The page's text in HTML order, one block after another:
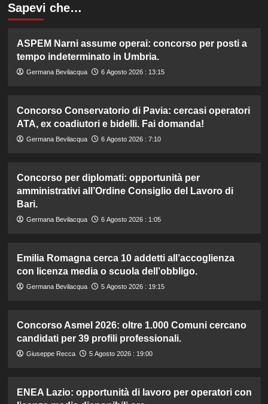
Sapevi che…
ASPEM Narni assume operai: concorso per posti a
tempo indeterminato in Umbria.
Germana Bevilacqua 6 Agosto 2026 : 13:15
Concorso Conservatorio di Pavia: cercasi operatori
ATA, ex coadiutori e bidelli. Fai domanda!
Germana Bevilacqua 6 Agosto 2026 : 7:10
Concorso per diplomati: opportunità per
amministrativi all’Ordine Consiglio del Lavoro di
Bari.
Germana Bevilacqua 6 Agosto 2026 : 1:05
Emilia Romagna cerca 10 addetti all’accoglienza
con licenza media o scuola dell’obbligo.
Germana Bevilacqua 5 Agosto 2026 : 19:15
Concorso Asmel 2026: oltre 1.000 Comuni cercano
candidati per 39 profili professionali.
Giuseppe Recca 5 Agosto 2026 : 19:00
ENEA Lazio: opportunità di lavoro per operatori con